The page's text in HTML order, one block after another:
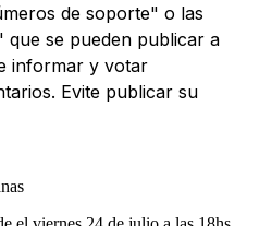
de soporte" o las
se pueden publicar a
informar y votar
Evite publicar su